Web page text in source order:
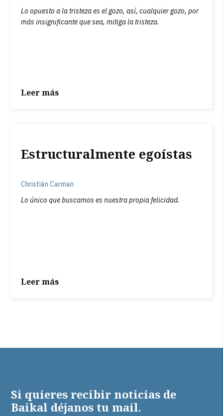
Lo opuesto a la tristeza es el gozo, así, cualquier gozo, por
más insignificante que sea, mitiga la tristeza.
Leer más
Estructuralmente egoístas
Christián Carman
Lo único que buscamos es nuestra propia felicidad.
Leer más
Si quieres recibir noticias de
Baikal déjanos tu mail.